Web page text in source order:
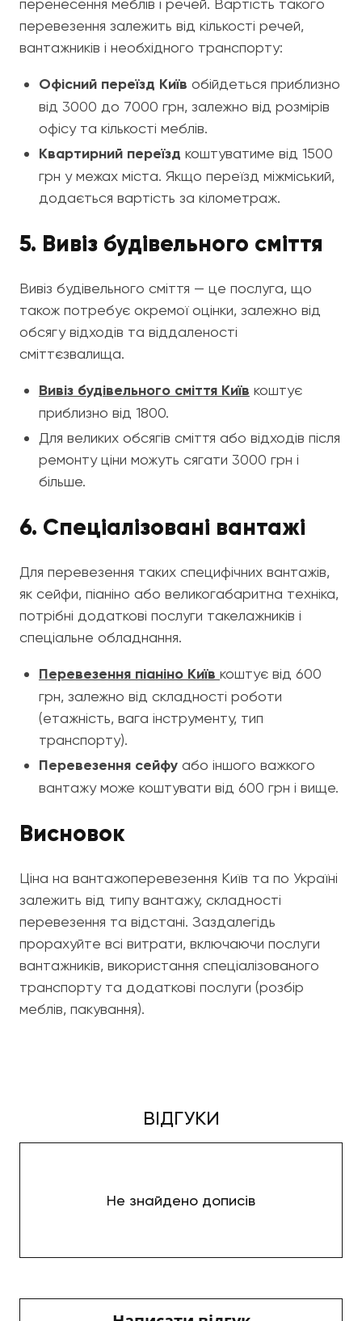
перенесення меблів і речей. Вартість такого
перевезення залежить від кількості речей,
вантажників і необхідного транспорту:
Офісний переїзд Київ обійдеться приблизно
від 3000 до 7000 грн, залежно від розмірів
офісу та кількості меблів.
Квартирний переїзд коштуватиме від 1500
грн у межах міста. Якщо переїзд міжміський,
додається вартість за кілометраж.
5. Вивіз будівельного сміття
Вивіз будівельного сміття — це послуга, що
також потребує окремої оцінки, залежно від
обсягу відходів та віддаленості
сміттєзвалища.
Вивіз будівельного сміття Київ коштує
приблизно від 1800.
Для великих обсягів сміття або відходів після
ремонту ціни можуть сягати 3000 грн і
більше.
6. Спеціалізовані вантажі
Для перевезення таких специфічних вантажів,
як сейфи, піаніно або великогабаритна техніка,
потрібні додаткові послуги такелажників і
спеціальне обладнання.
Перевезення піаніно Київ коштує від 600
грн, залежно від складності роботи
(етажність, вага інструменту, тип
транспорту).
Перевезення сейфу або іншого важкого
вантажу може коштувати від 600 грн і вище.
Висновок
Ціна на вантажоперевезення Київ та по Україні
залежить від типу вантажу, складності
перевезення та відстані. Заздалегідь
прорахуйте всі витрати, включаючи послуги
вантажників, використання спеціалізованого
транспорту та додаткові послуги (розбір
меблів, пакування).
ВІДГУКИ
Не знайдено дописів